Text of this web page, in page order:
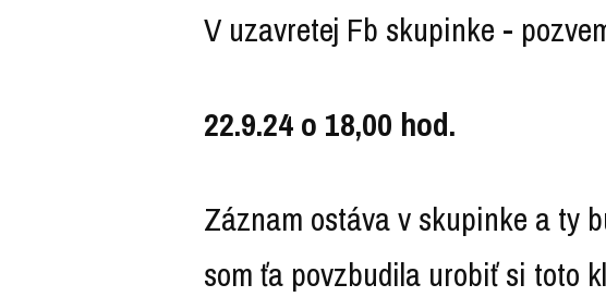
V uzavretej Fb skupinke -
22.9.24 o 18,00 hod.
Záznam ostáva v skupinke a ty
som ťa povzbudila urobiť si toto